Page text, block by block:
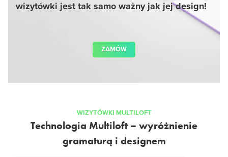
wizytówki jest tak samo ważny jak jej design!
ZAMÓW
WIZYTÓWKI MULTILOFT
Technologia Multiloft – wyróżnienie
gramaturą i designem